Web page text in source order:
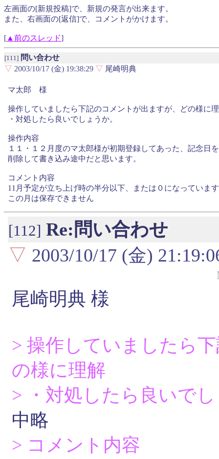
左画面の[新規投稿]で、新規の発言が出来ます。
また、右画面の[返信]で、コメントがかけます。
[ ▲前のスレッド]
[111] 問い合わせ
▽ 2003/10/17 (金) 19:38:29 ▽ 尾崎明典
マ太郎 様
操作していましたら下記のコメントが出ますが、どの様に
・対処したら良いでしょうか。
操作内容
１１・１２月度のマ太郎様が初期登録してあった、記念日を
削除して書き込み途中だと思います。
コメント内容
11月予定が立ち上げ時の半分以下、または０になっていま
この月は保存できません
[112] Re:問い合わせ
▽ 2003/10/17 (金)
尾崎明典 様
> 操作していましたら
の様に理解
> ・対処したら良いで
中略
> コメント内容